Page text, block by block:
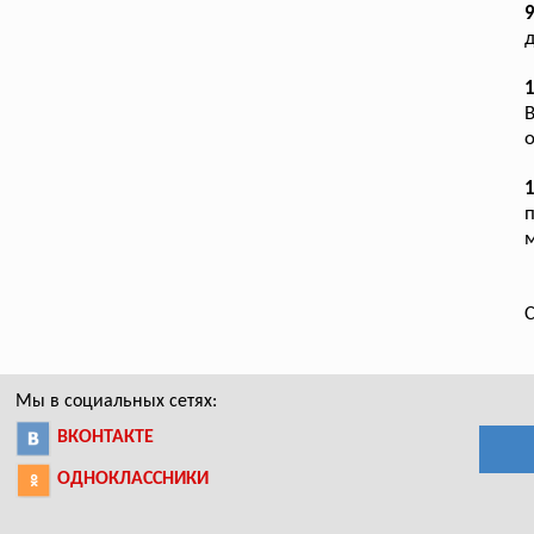
Мы в социальных сетях:
ВКОНТАКТЕ
ОДНОКЛАССНИКИ